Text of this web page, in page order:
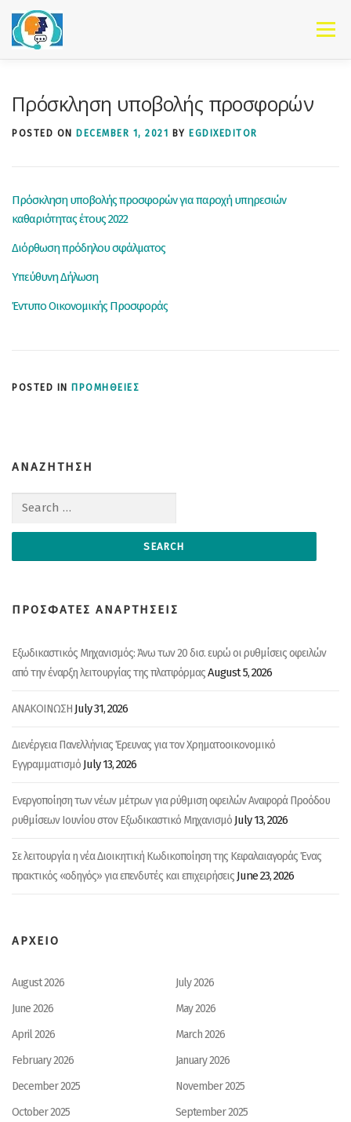
Skip to content
Menu
Πρόσκληση υποβολής προσφορών
POSTED ON DECEMBER 1, 2021 BY EGDIXEDITOR
Πρόσκληση υποβολής προσφορών για παροχή υπηρεσιών
καθαριότητας έτους 2022
Διόρθωση πρόδηλου σφάλματος
Υπεύθυνη Δήλωση
Έντυπο Οικονομικής Προσφοράς
POSTED IN ΠΡΟΜΗΘΕΙΕΣ
ΑΝΑΖΗΤΗΣΗ
Search for:
ΠΡΟΣΦΑΤΕΣ ΑΝΑΡΤΗΣΕΙΣ
Εξωδικαστικός Μηχανισμός: Άνω των 20 δισ. ευρώ οι ρυθμίσεις οφειλών
από την έναρξη λειτουργίας της πλατφόρμαςAugust 5, 2026
ΑΝΑΚΟΙΝΩΣΗ July 31, 2026
Διενέργεια Πανελλήνιας Έρευνας για τον Χρηματοοικονομικό
Εγγραμματισμό July 13, 2026
Ενεργοποίηση των νέων μέτρων για ρύθμιση οφειλών Αναφορά Προόδου
ρυθμίσεων Ιουνίου στον Εξωδικαστικό Μηχανισμό July 13, 2026
Σε λειτουργία η νέα Διοικητική Κωδικοποίηση της Κεφαλαιαγοράς Ένας
πρακτικός «οδηγός» για επενδυτές και επιχειρήσεις June 23, 2026
ΑΡΧΕΙΟ
August 2026
July 2026
June 2026
May 2026
April 2026
March 2026
February 2026
January 2026
December 2025
November 2025
October 2025
September 2025